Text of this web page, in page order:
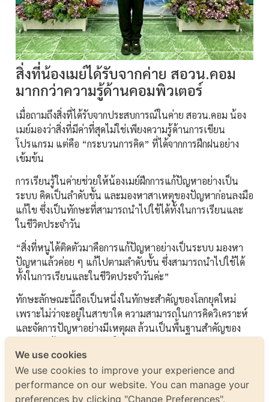
สิ่งที่น้องเมย์ได้รับจากค่าย สอวน.คอม
มากกว่าความรู้ด้านคอมพิวเตอร์
เมื่อถามถึงสิ่งที่ได้รับจากประสบการณ์ในค่าย สอวน.คอม น้อง
เมย์มองว่าสิ่งที่มีค่าที่สุดไม่ใช่เพียงความรู้ด้านการเขียน
โปรแกรม แต่คือ “กระบวนการคิด” ที่ได้จากการฝึกฝนอย่าง
เข้มข้น
การเรียนรู้ในค่ายช่วยให้น้องเมย์ฝึกการแก้ปัญหาอย่างเป็น
ระบบ คิดเป็นลำดับขั้น และมองหาสาเหตุของปัญหาก่อนลงมือ
แก้ไข ซึ่งเป็นทักษะที่สามารถนำไปใช้ได้ทั้งในการเรียนและ
ในชีวิตประจำวัน
“สิ่งที่หนูได้ติดตัวมาคือการแก้ปัญหาอย่างเป็นระบบ มองหา
ปัญหาแล้วค่อย ๆ แก้ไปตามลำดับขั้น ซึ่งสามารถนำไปใช้ได้
ทั้งในการเรียนและในชีวิตประจำวันค่ะ”
ทักษะลักษณะนี้ถือเป็นหนึ่งในทักษะสำคัญของโลกยุคใหม่
เพราะไม่ว่าจะอยู่ในสาขาใด ความสามารถในการคิดวิเคราะห์
และจัดการปัญหาอย่างมีเหตุผล ล้วนเป็นพื้นฐานสำคัญของ
เมื่อความรู้ด้านเทคโนโลยีเชื่อมต่อกับ
ความฝันสายแพทย์
We use cookies
We use cookies to improve your experience and
performance on our website. You can manage your
preferences by clicking "Change Preferences".